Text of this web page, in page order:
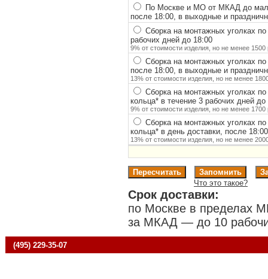
По Москве и МО от МКАД до
после 18:00, в выходные и
Сборка на монтажных уголках
рабочих дней до 18:00
9% от стоимости изделия, но не менее 1500
Сборка на монтажных уголках
после 18:00, в выходные и
13% от стоимости изделия, но не менее
Сборка на монтажных уголках
кольца*в течение 3 рабочих дней до
9% от стоимости изделия, но не менее 1700
Сборка на монтажных уголках
кольца*в день доставки, после
13% от стоимости изделия, но не менее
Что это такое?
Срок доставки:
по Москве в пределах
за МКАД — до 10
(495) 229-35-07